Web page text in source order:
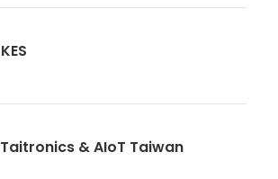
KES
Taitronics & AIoT Taiwan